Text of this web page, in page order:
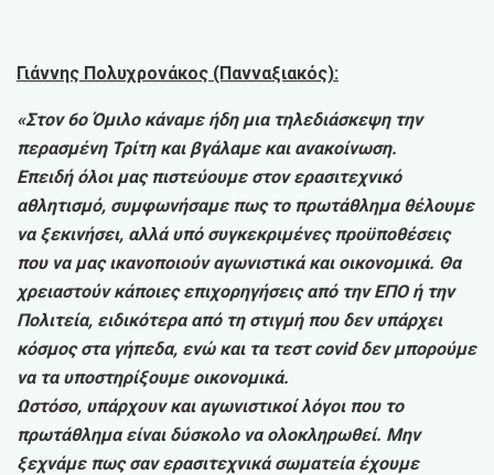
Γιάννης Πολυχρονάκος (Πανναξιακός):
«Στον 6ο Όμιλο κάναμε ήδη μια τηλεδιάσκεψη την
περασμένη Τρίτη και βγάλαμε και ανακοίνωση.
Επειδή όλοι μας πιστεύουμε στον ερασιτεχνικό
αθλητισμό, συμφωνήσαμε πως το πρωτάθλημα θέλουμε
να ξεκινήσει, αλλά υπό συγκεκριμένες προϋποθέσεις
που να μας ικανοποιούν αγωνιστικά και οικονομικά. Θα
χρειαστούν κάποιες επιχορηγήσεις από την ΕΠΟ ή την
Πολιτεία, ειδικότερα από τη στιγμή που δεν υπάρχει
κόσμος στα γήπεδα, ενώ και τα τεστ covid δεν μπορούμε
να τα υποστηρίξουμε οικονομικά.
Ωστόσο, υπάρχουν και αγωνιστικοί λόγοι που το
πρωτάθλημα είναι δύσκολο να ολοκληρωθεί. Μην
ξεχνάμε πως σαν ερασιτεχνικά σωματεία έχουμε